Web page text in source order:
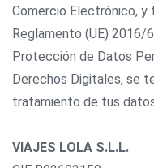
Comercio Electrónico,
Reglamento (UE) 2016/
Protección de Datos
Derechos Digitales, se
tratamiento de tus
VIAJES LOLA S.L.L.